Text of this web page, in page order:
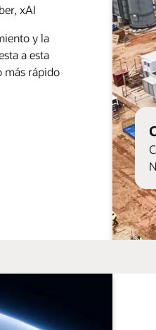
xAI
y la
a esta
más rápido